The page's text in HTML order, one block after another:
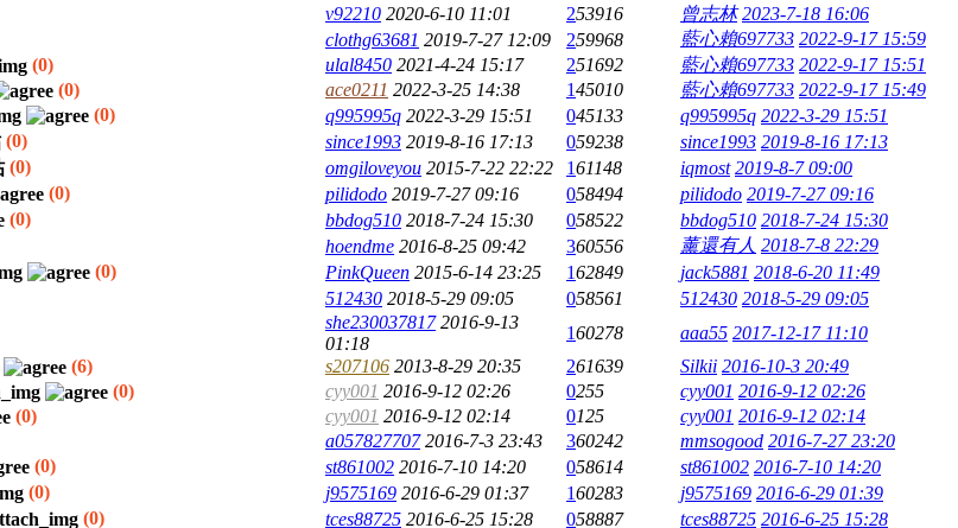
v92210 2020-6-10 11:01 253916 曾志林 2023-7-18 16:06
clothg63681 2019-7-27 12:09 259968 藍心賴697733 2022-9-17 15:59
(0) ulal8450 2021-4-24 15:17 251692 藍心賴697733 2022-9-17 15:51
(0) ace0211 2022-3-25 14:38 145010 藍心賴697733 2022-9-17 15:49
(0) q995995q 2022-3-29 15:51 045133 q995995q 2022-3-29 15:51
(0) since1993 2019-8-16 17:13 059238 since1993 2019-8-16 17:13
(0) omgiloveyou 2015-7-22 22:22 161148 iqmost 2019-8-7 09:00
(0) pilidodo 2019-7-27 09:16 058494 pilidodo 2019-7-27 09:16
(0) bbdog510 2018-7-24 15:30 058522 bbdog510 2018-7-24 15:30
hoendme 2016-8-25 09:42 360556 薰還有人 2018-7-8 22:29
(0) PinkQueen 2015-6-14 23:25 162849 jack5881 2018-6-20 11:49
512430 2018-5-29 09:05 058561 512430 2018-5-29 09:05
she230037817 2016-9-13
01:18
160278 aaa55 2017-12-17 11:10
(6) s207106 2013-8-29 20:35 261639 Silkii 2016-10-3 20:49
(0) cyy001 2016-9-12 02:26 0255 cyy001 2016-9-12 02:26
(0) cyy001 2016-9-12 02:14 0125 cyy001 2016-9-12 02:14
a057827707 2016-7-3 23:43 360242 mmsogood 2016-7-27 23:20
(0) st861002 2016-7-10 14:20 058614 st861002 2016-7-10 14:20
(0) j9575169 2016-6-29 01:37 160283 j9575169 2016-6-29 01:39
(0) tces88725 2016-6-25 15:28 058887 tces88725 2016-6-25 15:28